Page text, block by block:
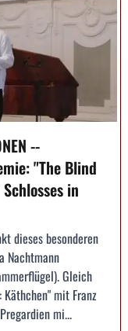
--
"The Blind
in
dieses besonderen
Nachtmann
Gleich
mit Franz
mi...